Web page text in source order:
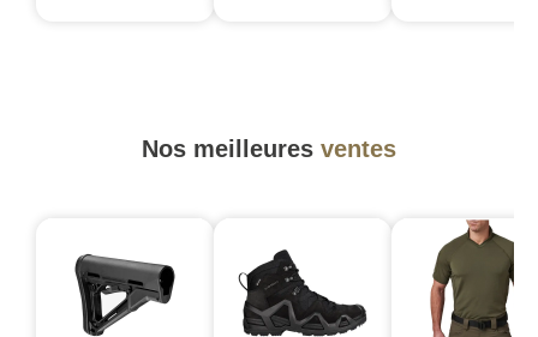
Nos meilleures ventes